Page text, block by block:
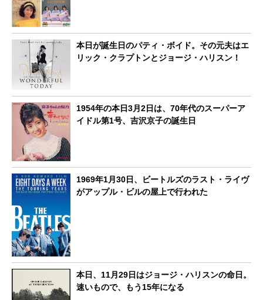
本日が誕生日のパティ・ボイド。その元夫はエ
リック・クラプトンとジョージ・ハリスン！
1954年の本日3月2日は、70年代のスーパーア
イドル第1号、吉沢京子の誕生日
1969年1月30日、ビートルズのラスト・ライヴ
がアップル・ビルの屋上で行われた
本日、11月29日はジョージ・ハリスンの命日。
速いもので、もう15年になる